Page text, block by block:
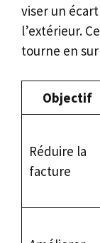
viser un
l’extérieur.
tourne en
Objectif
Réduire la
facture